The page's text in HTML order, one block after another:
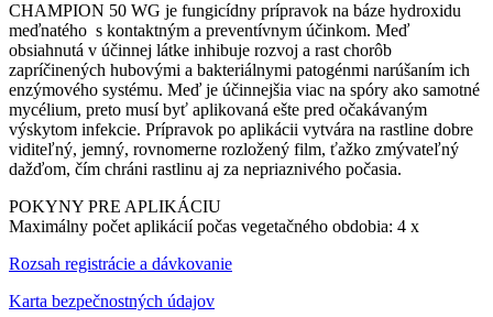
CHAMPION 50 WG je fungicídny prípravok na báze hydroxidu
meďnatého s kontaktným a preventívnym účinkom. Meď
obsiahnutá v účinnej látke inhibuje rozvoj a rast chorôb
zapríčinených hubovými a bakteriálnymi patogénmi narúšaním ich
enzýmového systému. Meď je účinnejšia viac na spóry ako samotné
mycélium, preto musí byť aplikovaná ešte pred očakávaným
výskytom infekcie. Prípravok po aplikácii vytvára na rastline dobre
viditeľný, jemný, rovnomerne rozložený film, ťažko zmývateľný
dažďom, čím chráni rastlinu aj za nepriaznivého počasia.
POKYNY PRE APLIKÁCIU
Maximálny počet aplikácií počas vegetačného obdobia: 4 x
Rozsah registrácie a dávkovanie
Karta bezpečnostných údajov